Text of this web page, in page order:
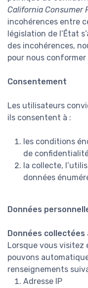
California Consumer
incohérences entre
législation de l’État
des incohérences,
pour nous
Consentement
Les utilisateurs
ils consentent à :
les conditions
de
la collecte,
données
Données
Données
Lorsque vous
pouvons
renseignements
Adresse IP